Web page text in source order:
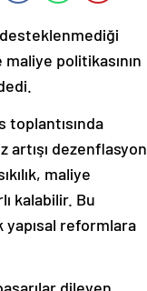
desteklenmediği
politikasının
toplantısında
artışı dezenflasyon
maliye
kalabilir. Bu
reformlara